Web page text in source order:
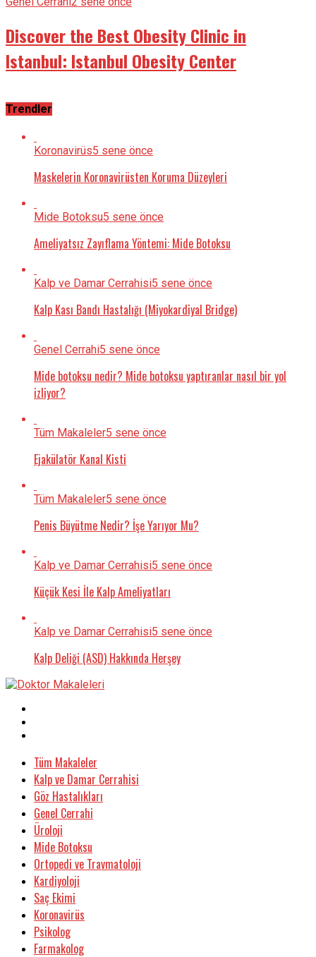
Discover the Best Obesity Clinic in
Istanbul: Istanbul Obesity Center
Trendler
Koronavirüs5 sene önce
Maskelerin Koronavirüsten Koruma Düzeyleri
Mide Botoksu5 sene önce
Ameliyatsız Zayıflama Yöntemi: Mide Botoksu
Kalp ve Damar Cerrahisi5 sene önce
Kalp Kası Bandı Hastalığı (Miyokardiyal Bridge)
Genel Cerrahi5 sene önce
Mide botoksu nedir? Mide botoksu yaptıranlar nasıl bir yol
izliyor?
Tüm Makaleler5 sene önce
Ejakülatör Kanal Kisti
Tüm Makaleler5 sene önce
Penis Büyütme Nedir? İşe Yarıyor Mu?
Kalp ve Damar Cerrahisi5 sene önce
Küçük Kesi İle Kalp Ameliyatları
Kalp ve Damar Cerrahisi5 sene önce
Kalp Deliği (ASD) Hakkında Herşey
Tüm Makaleler
Kalp ve Damar Cerrahisi
Göz Hastalıkları
Genel Cerrahi
Üroloji
Mide Botoksu
Ortopedi ve Travmatoloji
Kardiyoloji
Saç Ekimi
Koronavirüs
Psikolog
Farmakolog